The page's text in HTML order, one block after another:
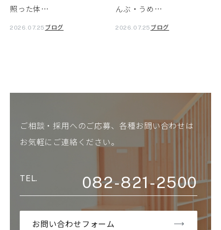
照った体…
2026.07.25 ブログ
んぶ・うめ…
2026.07.25 ブログ
ご相談・採用へのご応募、各種お問い合わせは
お気軽にご連絡ください。
082-821-2500
お問い合わせフォーム